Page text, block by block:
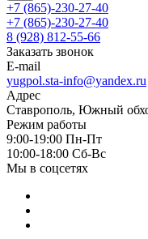
+7 (865)-230-27-40
+7 (865)-230-27-40
8 (928) 812-55-66
Заказать звонок
E-mail
yugpol.sta-info@yandex.ru
Адрес
Ставрополь, Южный
Режим работы
9:00-19:00 Пн-Пт
10:00-18:00 Cб-Вс
Мы в соцсетях